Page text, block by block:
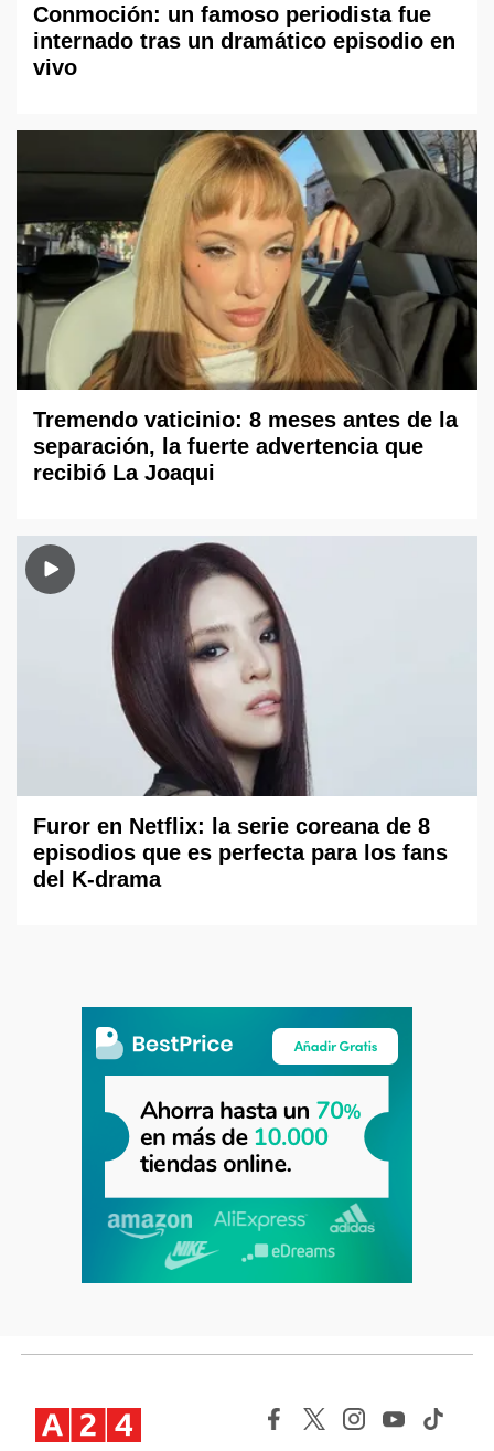
Conmoción: un famoso periodista fue
internado tras un dramático episodio en
vivo
Tremendo vaticinio: 8 meses antes de la
separación, la fuerte advertencia que
recibió La Joaqui
Furor en Netflix: la serie coreana de 8
episodios que es perfecta para los fans
del K-drama